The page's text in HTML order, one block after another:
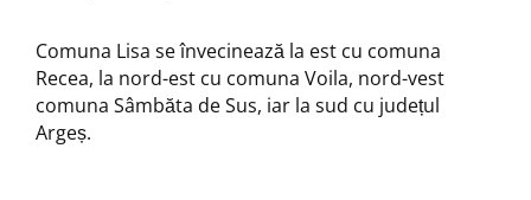
Comuna Lisa se învecinează la est cu comuna
Recea, la nord-est cu comuna Voila, nord-vest
comuna Sâmbăta de Sus, iar la sud cu județul
Argeș.